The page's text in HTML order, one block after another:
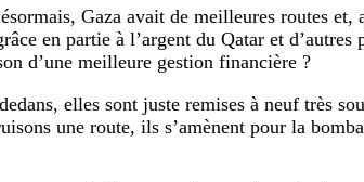
Gaza avait de meilleures routes et,
en partie à l’argent du Qatar et d’autres
d’une meilleure gestion financière ?
elles sont juste remises à neuf très
une route, ils s’amènent pour la